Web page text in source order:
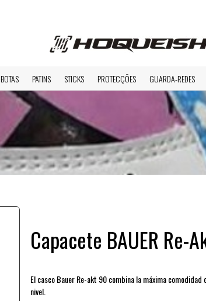
BOTAS PATINS STICKS PROTECÇÕES GUARDA-REDES
Capacete BAUER Re-
El casco Bauer Re-akt 90 combina la máxima
nivel.